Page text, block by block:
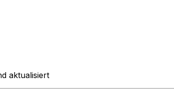
aktualisiert